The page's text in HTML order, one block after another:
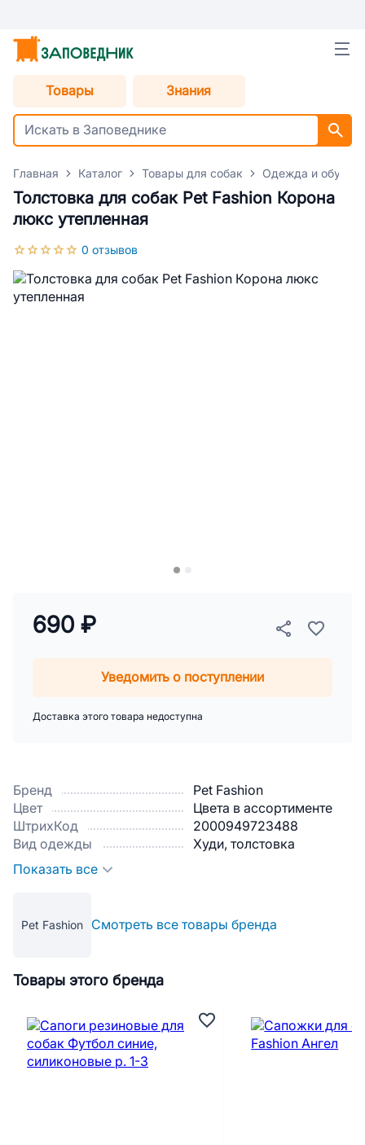
Товары Знания
Главная Каталог Товары для собак Одежда и обувь
Толстовка для собак Pet Fashion Корона
люкс утепленная
0 отзывов
Бренд
Pet Fashion
Цвет
Цвета в ассортименте
ШтрихКод
2000949723488
Вид одежды
Худи, толстовка
Показать все
Pet Fashion Смотреть все товары бренда
690 ₽
Уведомить о поступлении
Доставка этого товара недоступна
Товары этого бренда